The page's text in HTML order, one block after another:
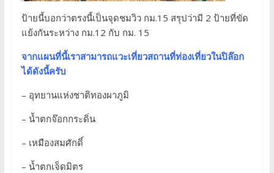
ป้ายนี้บอกว่าตรงนี้เป็นจุดชมวิว กม.15 สรุปว่ามี 2 ป้ายที่ขัด
แย้งกันระหว่าง กม.12 กับ กม. 15
จากแผนที่นี้เราสามารถแวะเที่ยวสถานที่ท่องเที่ยวในปิล๊อก
ได้ดังนี้ครับ
– อุทยานแห่งชาติทองผาภูมิ
– น้ำตกจ๊อกกระดิ่น
– เหมืองสมศักดิ์
– น้ำตกเจ็ดมิตร